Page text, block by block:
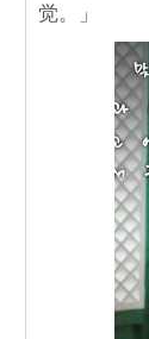
觉。」